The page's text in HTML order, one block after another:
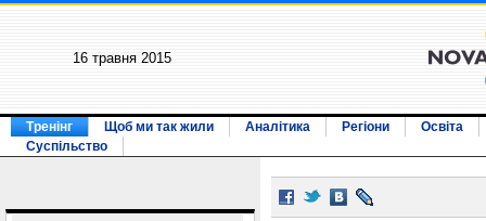
16 травня 2015
Тренінг Щоб ми так жили Аналітика Регіони
Освіта
Суспільство